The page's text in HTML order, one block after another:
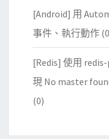
[Android] 用
事件、執行動作
[Redis] 使用
現 No master
(0)